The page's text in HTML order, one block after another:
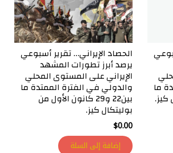
ما
الحصاد الإيراني… تقرير أسبوعي
يرصد أبرز تطورات المشهد
الإيراني على المستوى المحلي
والدولي في الفترة الممتدة ما
بين22 و29 كانون الأول من
بوليتكال كيز.
$0.00
إضافة إلى السلة